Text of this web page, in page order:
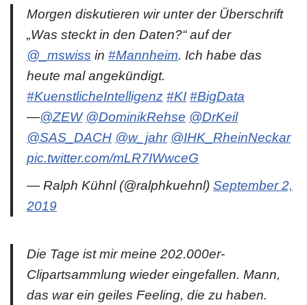
Morgen diskutieren wir unter der Überschrift
„Was steckt in den Daten?“ auf der
@_mswiss in #Mannheim. Ich habe das
heute mal angekündigt.
#KuenstlicheIntelligenz #KI #BigData
—@ZEW @DominikRehse @DrKeil
@SAS_DACH @w_jahr @IHK_RheinNeckar
pic.twitter.com/mLR7IWwceG
— Ralph Kühnl (@ralphkuehnl) September 2,
2019
Die Tage ist mir meine 202.000er-
Clipartsammlung wieder eingefallen. Mann,
das war ein geiles Feeling, die zu haben.